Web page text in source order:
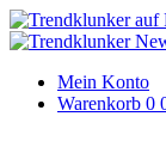
Mein Konto
Warenkorb 0